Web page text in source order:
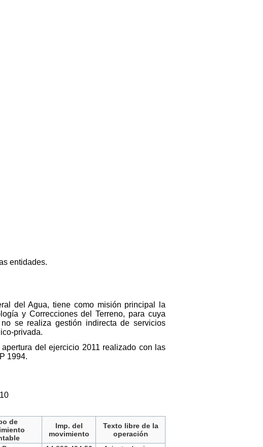
entidades.
del Agua, tiene como misión principal la
y Correcciones del Terreno, para cuya
se realiza gestión indirecta de servicios
privada.
del ejercicio 2011 realizado con las
1994.
de
Imp. del
movimiento
Texto libre de la
operación